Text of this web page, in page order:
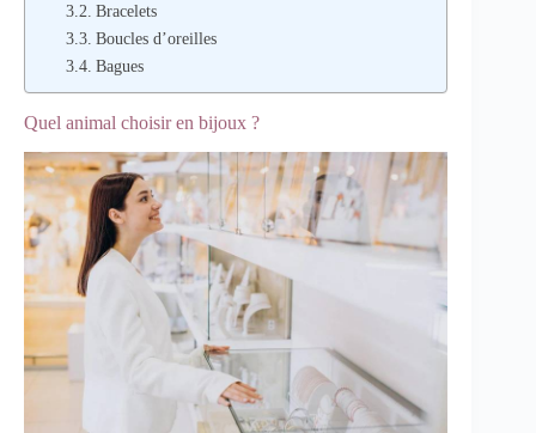
Bracelets
Boucles d’oreilles
Bagues
Quel animal choisir en bijoux ?